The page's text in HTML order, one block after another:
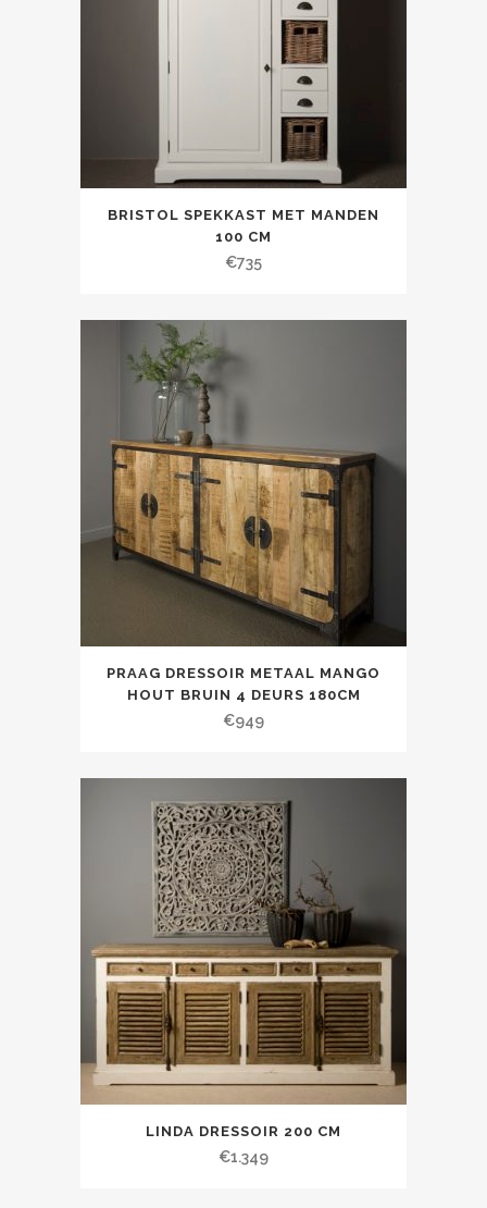
BRISTOL SPEKKAST MET MANDEN
100 CM
€735
PRAAG DRESSOIR METAAL MANGO
HOUT BRUIN 4 DEURS 180CM
€949
LINDA DRESSOIR 200 CM
€1.349